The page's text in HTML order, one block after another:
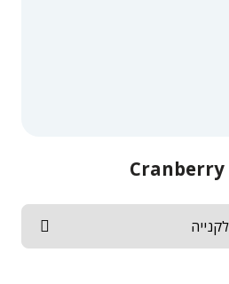
Cranberry
לקנייה